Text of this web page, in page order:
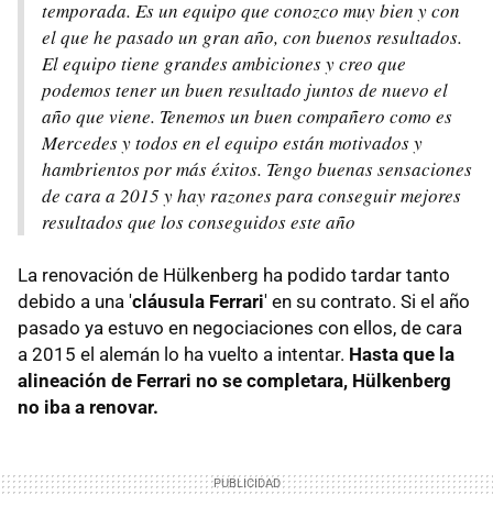
temporada. Es un equipo que conozco muy bien y con
el que he pasado un gran año, con buenos resultados.
El equipo tiene grandes ambiciones y creo que
podemos tener un buen resultado juntos de nuevo el
año que viene. Tenemos un buen compañero como es
Mercedes y todos en el equipo están motivados y
hambrientos por más éxitos. Tengo buenas sensaciones
de cara a 2015 y hay razones para conseguir mejores
resultados que los conseguidos este año
La renovación de Hülkenberg ha podido tardar tanto
debido a una 'cláusula Ferrari' en su contrato. Si el año
pasado ya estuvo en negociaciones con ellos, de cara
a 2015 el alemán lo ha vuelto a intentar. Hasta que la
alineación de Ferrari no se completara, Hülkenberg
no iba a renovar.